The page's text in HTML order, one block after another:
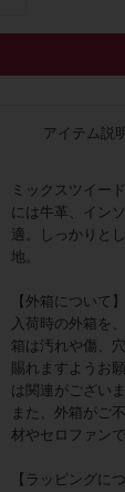
アイテム説明
ミックスツイー
には牛革、イン
適。しっかりと
地。
【外箱について】
入荷時の外箱を
箱は汚れや傷、
賜れますようお
は関連がございま
また、外箱がご
材やセロファン
【ラッピングに